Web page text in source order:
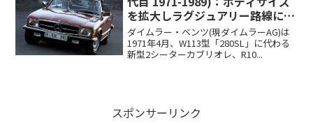
を拡大しラグジュアリー路線に
[R107]
ダイムラー・ベンツ(現ダイムラーAG)は
1971年4月、W113型「280SL」に代わる
新型2シーターカブリオレ、R10...
スポンサーリンク